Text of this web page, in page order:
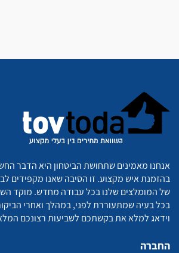
אנחנו מאמינים שתחושת הביטחון היא הדבר
בהזמנת איש מקצוע. זו הסיבה שאנו מקפידים
של המומלצים שלנו בכל עבודה מחדש. מוקד
בכל בעיה שמתעוררת לפני, במהלך ואחרי
וידאג למלא את בקשתכם לשביעות רצונכם
החברה